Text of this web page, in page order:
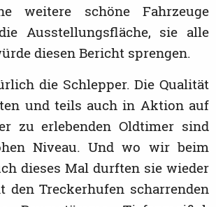
weitere schöne Fahrzeuge
Ausstellungsfläche, sie alle
diesen Bericht sprengen.
die Schlepper. Die Qualität
und teils auch in Aktion auf
zu erlebenden Oldtimer sind
Niveau. Und wo wir beim
dieses Mal durften sie wieder
den Treckerhufen scharrenden